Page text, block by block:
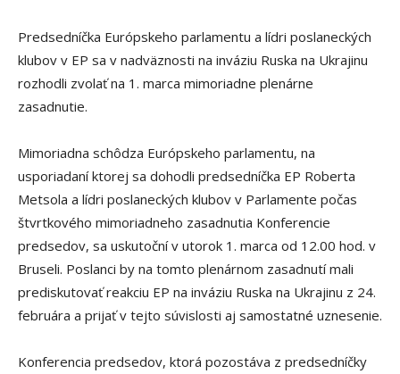
Predsedníčka Európskeho parlamentu a lídri poslaneckých
klubov v EP sa v nadväznosti na inváziu Ruska na Ukrajinu
rozhodli zvolať na 1. marca mimoriadne plenárne
zasadnutie.
Mimoriadna schôdza Európskeho parlamentu, na
usporiadaní ktorej sa dohodli predsedníčka EP Roberta
Metsola a lídri poslaneckých klubov v Parlamente počas
štvrtkového mimoriadneho zasadnutia Konferencie
predsedov, sa uskutoční v utorok 1. marca od 12.00 hod. v
Bruseli. Poslanci by na tomto plenárnom zasadnutí mali
prediskutovať reakciu EP na inváziu Ruska na Ukrajinu z 24.
februára a prijať v tejto súvislosti aj samostatné uznesenie.
Konferencia predsedov, ktorá pozostáva z predsedníčky